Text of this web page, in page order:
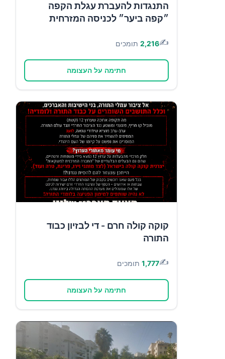
התנגדות להעברת עגלת הקפה
״קפה ביער״ לכניסה המזרחית
✍️
2,216 תומכים
חתימה על העצומה
קוקה קולה חרם - די לבזיון כבוד
התורה
✍️
1,777 תומכים
חתימה על העצומה